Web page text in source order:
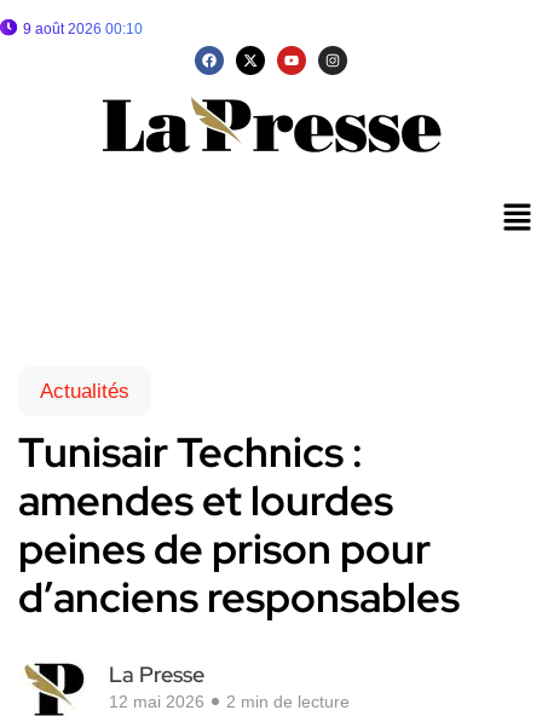
9 août 2026 00:10
Actualités
Tunisair Technics :
amendes et lourdes
peines de prison pour
d’anciens responsables
La Presse
12 mai 2026 2 min de lecture